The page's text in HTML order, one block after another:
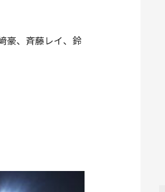
豪、斉藤レイ、鈴